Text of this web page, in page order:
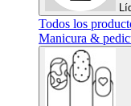
Todos los
Manicura &